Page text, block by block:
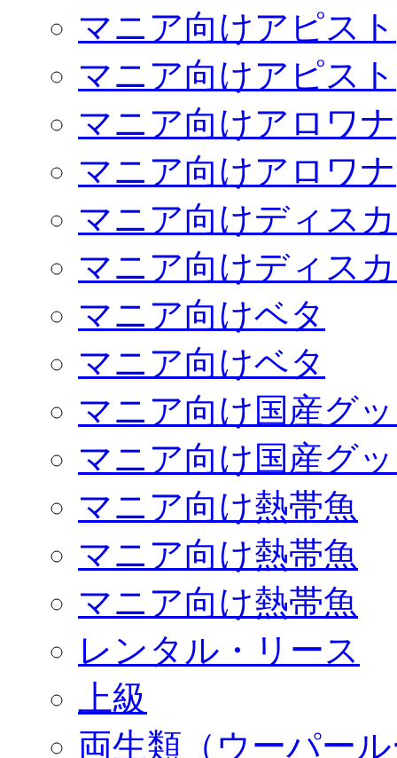
マニア向けアピスト
マニア向けアピスト
マニア向けアロワナ
マニア向けアロワナ
マニア向けディス
マニア向けディス
マニア向けベタ
マニア向けベタ
マニア向け国産グ
マニア向け国産グ
マニア向け熱帯魚
マニア向け熱帯魚
マニア向け熱帯魚
レンタル・リース
上級
両生類（ウーパー